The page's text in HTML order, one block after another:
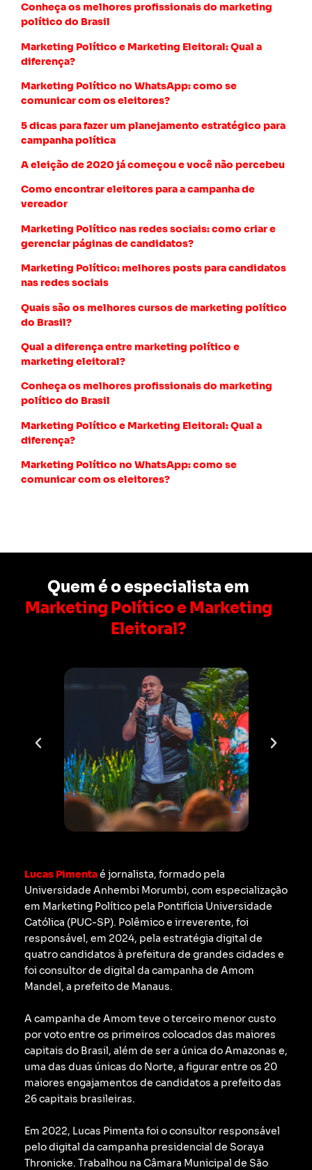
Conheça os melhores profissionais do marketing
político do Brasil
Marketing Político e Marketing Eleitoral: Qual a
diferença?
Marketing Político no WhatsApp: como se
comunicar com os eleitores?
5 dicas para fazer um planejamento estratégico para
campanha política
A eleição de 2020 já começou e você não percebeu
Como encontrar eleitores para a campanha de
vereador
Marketing Político nas redes sociais: como criar e
gerenciar páginas de candidatos?
Marketing Político: melhores posts para candidatos
nas redes sociais
Quais são os melhores cursos de marketing político
do Brasil?
Qual a diferença entre marketing político e
marketing eleitoral?
Conheça os melhores profissionais do marketing
político do Brasil
Marketing Político e Marketing Eleitoral: Qual a
diferença?
Marketing Político no WhatsApp: como se
comunicar com os eleitores?
Quem é o especialista em
Marketing Político e Marketing
Eleitoral?
Lucas Pimentaé jornalista, formado pela
Universidade Anhembi Morumbi, com especialização
em Marketing Político pela Pontifícia Universidade
Católica (PUC-SP). Polêmico e irreverente, foi
responsável, em 2024, pela estratégia digital de
quatro candidatos à prefeitura de grandes cidades e
foi consultor de digital da campanha de Amom
Mandel, a prefeito de Manaus.
A campanha de Amom teve o terceiro menor custo
por voto entre os primeiros colocados das maiores
capitais do Brasil, além de ser a única do Amazonas e,
uma das duas únicas do Norte, a figurar entre os 20
maiores engajamentos de candidatos a prefeito das
26 capitais brasileiras.
Em 2022, Lucas Pimenta foi o consultor responsável
pelo digital da campanha presidencial de Soraya
Thronicke. Trabalhou na Câmara Municipal de São